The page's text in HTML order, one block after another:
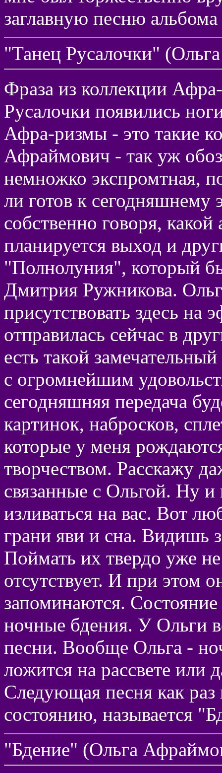
заглавную песню
"Танец Русалочки"
Фраза из коллекции
Русалочки появились
Афра-ризмы - это такие
Афраймович - так уж
немножко экспромтная,
ли готов к сегодняшнему
собственно говоря,
планируется выход и
"Полнолуния", который
Дмитрия Ружникова.
присутствовать здесь на
отправилась сейчас в
есть такой
с огромнейшим
сегодняшняя передача
картинок, набросков,
которые у меня
творчеством. Расскажу
связанные с Ольгой. Ну
изливаться на вас. Вот
грани яви и сна. Видишь
Поймать их твердо уже
отсутствует. И при этом
запоминаются.
ночные бдения. У Ольги
песни. Вообще Ольга -
ложится на рассвете или
Следующая песня как
состоянию, называется
"Бдение" (Ольга